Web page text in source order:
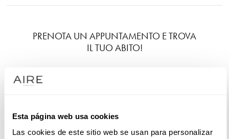
Esta página web usa cookies
Las cookies de este sitio web se usan para personalizar
PRENOTA UN APPUNTAMENTO E TROVA
IL TUO ABITO!